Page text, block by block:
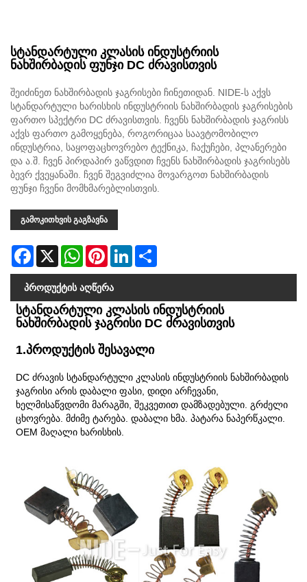
სტანდარტული კლასის ინდუსტრიის
ნახშირბადის ფუნჯი DC ძრავისთვის
შეიძინეთ ნახშირბადის ჯაგრისები ჩინეთიდან. NIDE-ს აქვს
სტანდარტული ხარისხის ინდუსტრიის ნახშირბადის ჯაგრისების
ფართო სპექტრი DC ძრავისთვის. ჩვენს ნახშირბადის ჯაგრისს
აქვს ფართო გამოყენება, როგორიცაა საავტომობილო
ინდუსტრია, საყოფაცხოვრებო ტექნიკა, ჩაქუჩები, პლანერები
და ა.შ. ჩვენ პირდაპირ ვაწვდით ჩვენს ნახშირბადის ჯაგრისებს
ბევრ ქვეყანაში. ჩვენ შეგვიძლია მოვარგოთ ნახშირბადის
ფუნჯი ჩვენი მომხმარებლისთვის.
გამოკითხვის გაგზავნა
Facebook
X WhatsAppPinterestLinkedIn
პროდუქტის აღწერა
სტანდარტული კლასის ინდუსტრიის
ნახშირბადის ჯაგრისი DC ძრავისთვის
1.პროდუქტის შესავალი
DC ძრავის სტანდარტული კლასის ინდუსტრიის ნახშირბადის
ჯაგრისი არის დაბალი ფასი, დიდი არჩევანი,
ხელმისაწვდომი მარაგში, შეკვეთით დამზადებული. გრძელი
ცხოვრება. მძიმე ტარება. დაბალი ხმა. პატარა ნაპერწკალი.
OEM მაღალი ხარისხის.